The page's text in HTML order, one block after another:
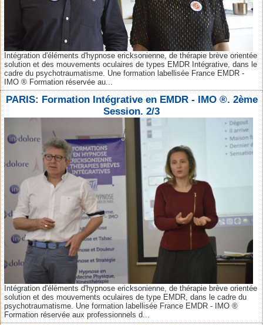
Intégration d'éléments d'hypnose ericksonienne, de thérapie brève orientée
solution et des mouvements oculaires de types EMDR Intégrative, dans le
cadre du psychotraumatisme. Une formation labellisée France EMDR -
IMO ® Formation réservée au...
PARIS: Formation Intégrative en EMDR - IMO ®. 2ème
Session. 2/3
Intégration d'éléments d'hypnose ericksonienne, de thérapie brève orientée
solution et des mouvements oculaires de type EMDR, dans le cadre du
psychotraumatisme. Une formation labellisée France EMDR - IMO ®
Formation réservée aux professionnels d...